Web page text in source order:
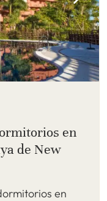
en
de New
en